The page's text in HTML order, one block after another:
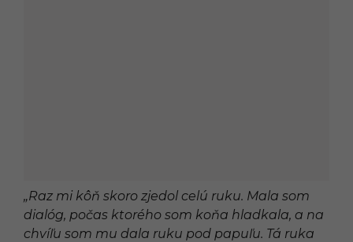
„Raz mi kôň skoro zjedol celú ruku. Mala som
dialóg, počas ktorého som koňa hladkala, a na
chvíľu som mu dala ruku pod papuľu. Tá ruka